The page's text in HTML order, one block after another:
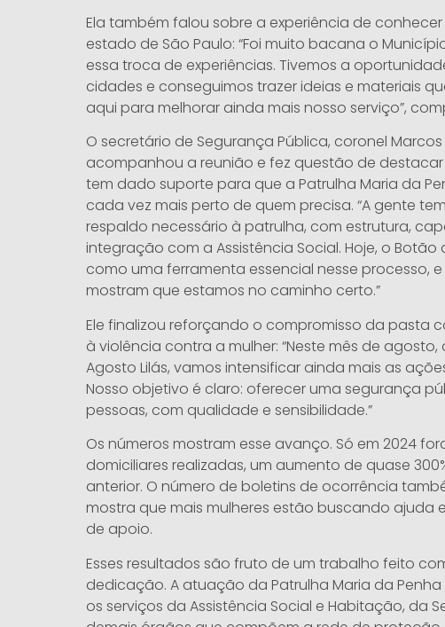
Ela também falou sobre a experiência de
estado de São Paulo: “Foi muito bacana o
essa troca de experiências. Tivemos a
cidades e conseguimos trazer ideias e materiais
aqui para melhorar ainda mais nosso serviço”,
O secretário de Segurança Pública, coronel
acompanhou a reunião e fez questão de
tem dado suporte para que a Patrulha Maria da
cada vez mais perto de quem precisa. “A gente
respaldo necessário à patrulha, com estrutura,
integração com a Assistência Social. Hoje, o
como uma ferramenta essencial nesse processo,
mostram que estamos no caminho certo.”
Ele finalizou reforçando o compromisso da pasta
à violência contra a mulher: “Neste mês de
Agosto Lilás, vamos intensificar ainda mais as
Nosso objetivo é claro: oferecer uma segurança
pessoas, com qualidade e sensibilidade.”
Os números mostram esse avanço. Só em 2024
domiciliares realizadas, um aumento de quase
anterior. O número de boletins de ocorrência
mostra que mais mulheres estão buscando ajuda
de apoio.
Esses resultados são fruto de um trabalho feito
dedicação. A atuação da Patrulha Maria da
os serviços da Assistência Social e Habitação, da